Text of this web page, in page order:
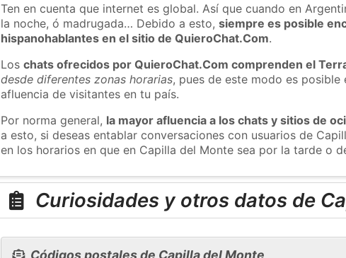
Ten en cuenta que internet es global. Así que cuando en
la noche, ó madrugada… Debido a esto,siempre es posible
hispanohablantes en el sitio de QuieroChat.Com.
Loschats ofrecidos por QuieroChat.Com comprenden el
desde diferentes zonas horarias, pues de este modo es
afluencia de visitantes en tu país.
Por norma general, la mayor afluencia a los chats y sitios de
a esto, si deseas entablar conversaciones con usuarios de
en los horarios en que en Capilla del Monte sea por la tarde o
Curiosidades y otros datos de
Códigos postales de Capilla del Monte